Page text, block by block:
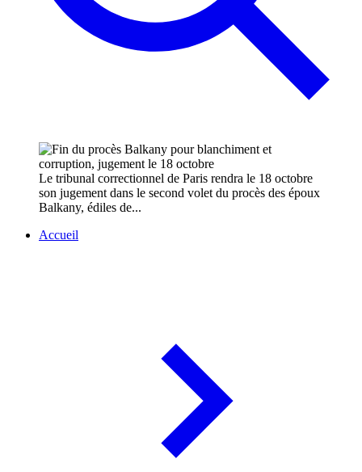
Le tribunal correctionnel de Paris rendra le 18 octobre
son jugement dans le second volet du procès des époux
Balkany, édiles de...
Accueil